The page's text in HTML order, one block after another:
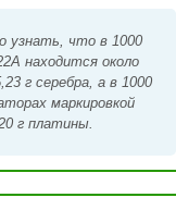
узнать, что в 1000
находится около
г серебра, а в 1000
маркировкой
г платины.